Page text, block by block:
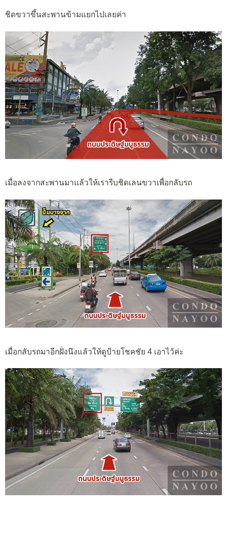
ชิดขวาขึ้นสะพานข้ามแยกไปเลยค่า
เมื่อลงจากสะพานมาแล้วให้เรารีบชิดเลนขวาเพื่อกลับรถ
เมื่อกลับรถมาอีกฝั่งนึงแล้วให้ดูป้ายโชคชัย 4 เอาไว้ค่ะ